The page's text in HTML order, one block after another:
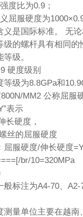
度比为0.9；
屈服硬度为
义是国际标准。 无
级的螺杆具有相同的
级。
硬度级别
等级为8.8GPa和
MM2 公称屈服
表示
长硬度，
丝的屈服硬度
屈服硬度/伸长硬度
br/10=320MPa
标注为A4-70、A2-
量单位主要在越南